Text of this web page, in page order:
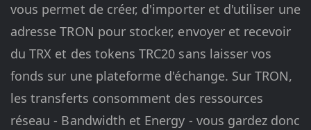
vous permet de créer, d'importer et d'utiliser une
adresse TRON pour stocker, envoyer et recevoir
du TRX et des tokens TRC20 sans laisser vos
fonds sur une plateforme d'échange. Sur TRON,
les transferts consomment des ressources
réseau - Bandwidth et Energy - vous gardez donc